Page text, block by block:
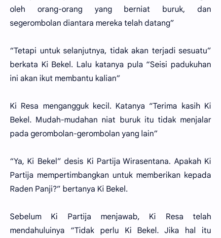
oleh orang-orang yang berniat buruk, dan
segerombolan diantara mereka telah datang”
“Tetapi untuk selanjutnya, tidak akan terjadi sesuatu”
berkata Ki Bekel. Lalu katanya pula “Seisi padukuhan
ini akan ikut membantu kalian”
Ki Resa mengangguk kecil. Katanya “Terima kasih Ki
Bekel. Mudah-mudahan niat buruk itu tidak menjalar
pada gerombolan-gerombolan yang lain”
“Ya, Ki Bekel” desis Ki Partija Wirasentana. Apakah Ki
Partija mempertimbangkan untuk memberikan kepada
Raden Panji?” bertanya Ki Bekel.
Sebelum Ki Partija menjawab, Ki Resa telah
mendahuluinya “Tidak perlu Ki Bekel. Jika hal itu